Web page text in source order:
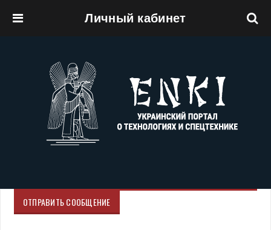
Личный кабинет
ОТПРАВИТЬ СООБЩЕНИЕ